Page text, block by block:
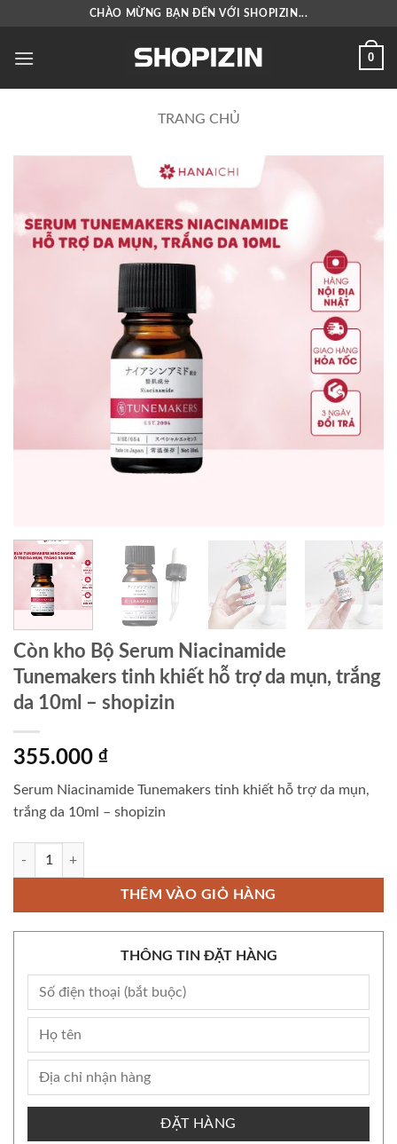
nội
CHÀO MỪNG BẠN ĐẾN VỚI SHOPIZIN...
0
TRANG CHỦ
Còn kho Bộ Serum Niacinamide
Tunemakers tinh khiết hỗ trợ da mụn, trắng
da 10ml – shopizin
355.000 ₫
Serum Niacinamide Tunemakers tinh khiết hỗ trợ da mụn,
trắng da 10ml – shopizin
Còn kho Bộ Serum Niacinamide Tunemakers tinh khiết hỗ trợ da
THÊM VÀO GIỎ HÀNG
THÔNG TIN ĐẶT HÀNG
ĐẶT HÀNG